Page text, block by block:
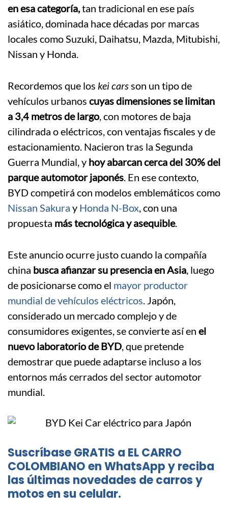
en esa categoría,tan tradicional en ese país
asiático, dominada hace décadas por marcas
locales como Suzuki, Daihatsu, Mazda, Mitubishi,
Nissan y Honda.
Recordemos que los kei carsson un tipo de
vehículos urbanos cuyas dimensiones se limitan
a 3,4 metros de largo, con motores de baja
cilindrada o eléctricos, con ventajas fiscales y de
estacionamiento. Nacieron tras la Segunda
Guerra Mundial, y hoy abarcan cerca del 30% del
parque automotor japonés. En ese contexto,
BYD competirá con modelos emblemáticos como
Nissan Sakura y Honda N-Box, con una
propuesta más tecnológica y asequible.
Este anuncio ocurre justo cuando la compañía
china busca afianzar su presencia en Asia, luego
de posicionarse como el mayor productor
mundial de vehículos eléctricos. Japón,
considerado un mercado complejo y de
consumidores exigentes, se convierte así en el
nuevo laboratorio de BYD, que pretende
demostrar que puede adaptarse incluso a los
entornos más cerrados del sector automotor
mundial.
Suscríbase GRATIS a EL CARRO
COLOMBIANO en WhatsApp y reciba
las últimas novedades de carros y
motos en su celular.